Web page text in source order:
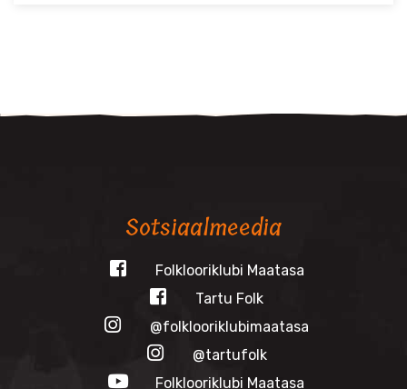
Sotsiaalmeedia
Folklooriklubi Maatasa
Tartu Folk
@folklooriklubimaatasa
@tartufolk
Folklooriklubi Maatasa